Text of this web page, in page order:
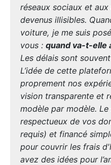
réseaux sociaux et
devenus illisibles.
voiture, je me suis
vous : quand va-t-elle
Les délais sont
L’idée de cette
proprement nos
vision transparente et
modèle par modèle.
respectueux de vos
requis) et financé
pour couvrir les frais
avez des idées pour